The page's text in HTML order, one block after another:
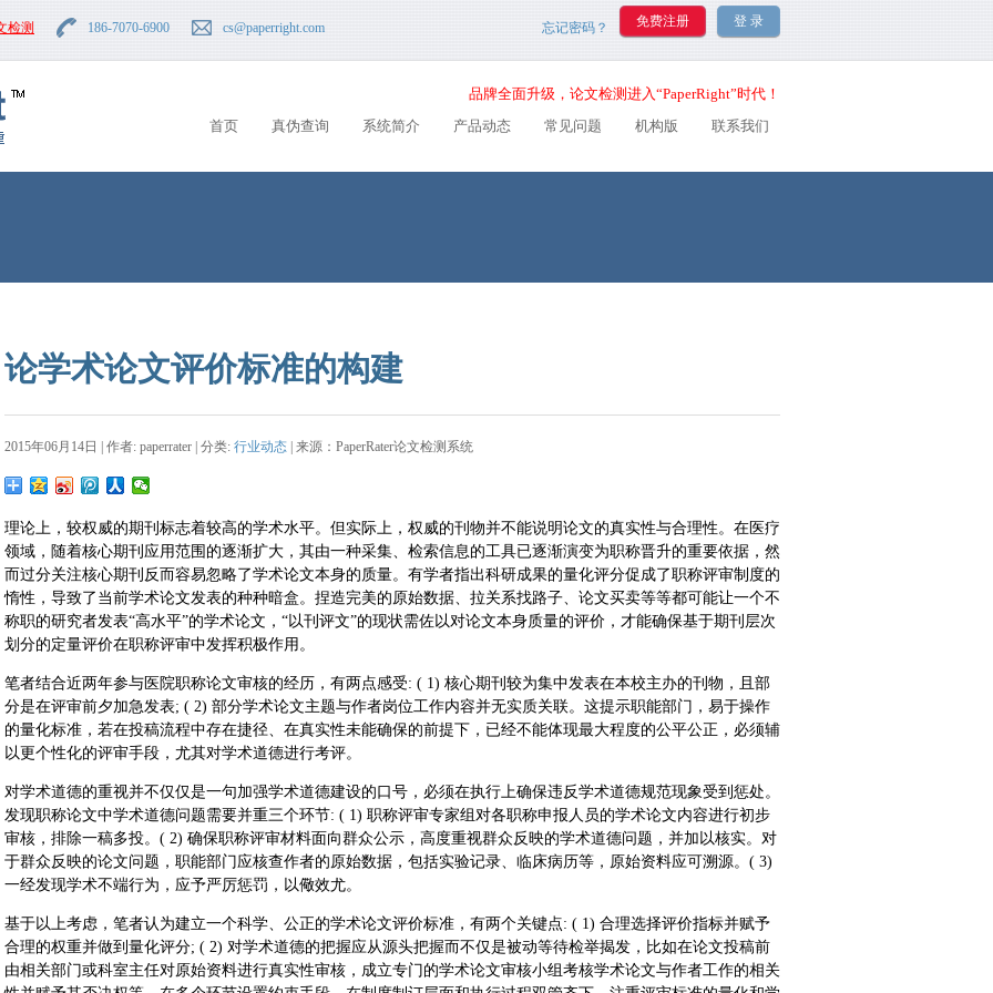
检测 186-7070-6900 cs@paperright.com 忘记密码？
品牌全面升级，论文检测进入“PaperRight”时代！
首页
真伪查询 系统简介 产品动态 常见问题 机构版 联系我们
论学术论文评价标准的构建
2015年06月14日 | 作者: paperrater | 分类: 行业动态 | 来源：PaperRater论文检测系统
理论上，较权威的期刊标志着较高的学术水平。但实际上，权威的刊物并不能说明论文的真实性与合理性。在医疗
领域，随着核心期刊应用范围的逐渐扩大，其由一种采集、检索信息的工具已逐渐演变为职称晋升的重要依据，然
而过分关注核心期刊反而容易忽略了学术论文本身的质量。有学者指出科研成果的量化评分促成了职称评审制度的
惰性，导致了当前学术论文发表的种种暗盒。捏造完美的原始数据、拉关系找路子、论文买卖等等都可能让一个不
称职的研究者发表“高水平”的学术论文，“以刊评文”的现状需佐以对论文本身质量的评价，才能确保基于期刊层次
划分的定量评价在职称评审中发挥积极作用。
笔者结合近两年参与医院职称论文审核的经历，有两点感受: ( 1) 核心期刊较为集中发表在本校主办的刊物，且部
分是在评审前夕加急发表; ( 2) 部分学术论文主题与作者岗位工作内容并无实质关联。这提示职能部门，易于操作
的量化标准，若在投稿流程中存在捷径、在真实性未能确保的前提下，已经不能体现最大程度的公平公正，必须辅
以更个性化的评审手段，尤其对学术道德进行考评。
对学术道德的重视并不仅仅是一句加强学术道德建设的口号，必须在执行上确保违反学术道德规范现象受到惩处。
发现职称论文中学术道德问题需要并重三个环节: ( 1) 职称评审专家组对各职称申报人员的学术论文内容进行初步
审核，排除一稿多投。( 2) 确保职称评审材料面向群众公示，高度重视群众反映的学术道德问题，并加以核实。对
于群众反映的论文问题，职能部门应核查作者的原始数据，包括实验记录、临床病历等，原始资料应可溯源。( 3)
一经发现学术不端行为，应予严厉惩罚，以儆效尤。
基于以上考虑，笔者认为建立一个科学、公正的学术论文评价标准，有两个关键点: ( 1) 合理选择评价指标并赋予
合理的权重并做到量化评分; ( 2) 对学术道德的把握应从源头把握而不仅是被动等待检举揭发，比如在论文投稿前
由相关部门或科室主任对原始资料进行真实性审核，成立专门的学术论文审核小组考核学术论文与作者工作的相关